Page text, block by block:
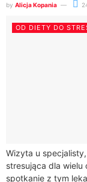
by Alicja Kopania
OD DIETY DO
Wizyta u
stresująca dla
spotkanie z tym